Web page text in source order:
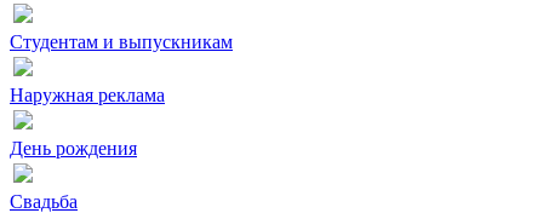
Студентам и выпускникам
Наружная реклама
День рождения
Свадьба